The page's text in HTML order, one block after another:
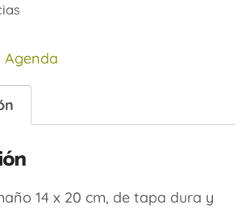
Agenda
14 x 20 cm, de tapa dura y